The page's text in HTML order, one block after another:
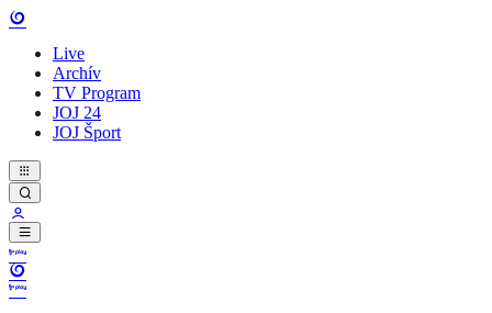
Live
Archív
TV Program
JOJ 24
JOJ Šport